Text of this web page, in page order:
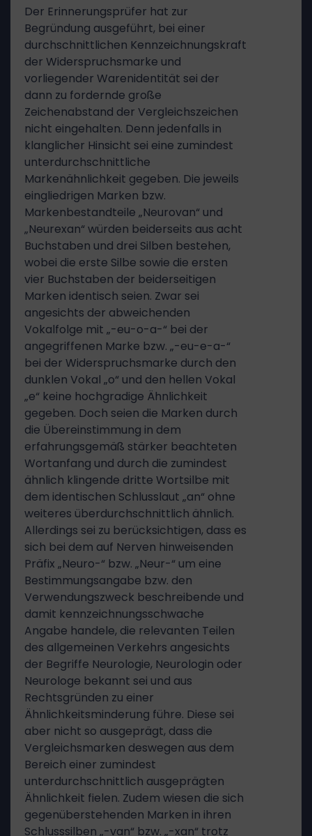
Der Erinnerungsprüfer hat zur
Begründung ausgeführt, bei einer
durchschnittlichen Kennzeichnungskraft
der Widerspruchsmarke und
vorliegender Warenidentität sei der
dann zu fordernde große
Zeichenabstand der Vergleichszeichen
nicht eingehalten. Denn jedenfalls in
klanglicher Hinsicht sei eine zumindest
unterdurchschnittliche
Markenähnlichkeit gegeben. Die jeweils
eingliedrigen Marken bzw.
Markenbestandteile „Neurovan“ und
„Neurexan“ würden beiderseits aus acht
Buchstaben und drei Silben bestehen,
wobei die erste Silbe sowie die ersten
vier Buchstaben der beiderseitigen
Marken identisch seien. Zwar sei
angesichts der abweichenden
Vokalfolge mit „-eu-o-a-“ bei der
angegriffenen Marke bzw. „-eu-e-a-“
bei der Widerspruchsmarke durch den
dunklen Vokal „o“ und den hellen Vokal
„e“ keine hochgradige Ähnlichkeit
gegeben. Doch seien die Marken durch
die Übereinstimmung in dem
erfahrungsgemäß stärker beachteten
Wortanfang und durch die zumindest
ähnlich klingende dritte Wortsilbe mit
dem identischen Schlusslaut „an“ ohne
weiteres überdurchschnittlich ähnlich.
Allerdings sei zu berücksichtigen, dass es
sich bei dem auf Nerven hinweisenden
Präfix „Neuro-“ bzw. „Neur-“ um eine
Bestimmungsangabe bzw. den
Verwendungszweck beschreibende und
damit kennzeichnungsschwache
Angabe handele, die relevanten Teilen
des allgemeinen Verkehrs angesichts
der Begriffe Neurologie, Neurologin oder
Neurologe bekannt sei und aus
Rechtsgründen zu einer
Ähnlichkeitsminderung führe. Diese sei
aber nicht so ausgeprägt, dass die
Vergleichsmarken deswegen aus dem
Bereich einer zumindest
unterdurchschnittlich ausgeprägten
Ähnlichkeit fielen. Zudem wiesen die sich
gegenüberstehenden Marken in ihren
Schlusssilben „-van“ bzw. „-xan“ trotz